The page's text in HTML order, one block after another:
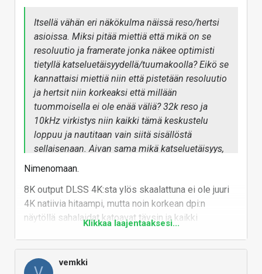
Itsellä vähän eri näkökulma näissä reso/hertsi
asioissa. Miksi pitää miettiä että mikä on se
resoluutio ja framerate jonka näkee optimisti
tietyllä katseluetäisyydellä/tuumakoolla? Eikö se
kannattaisi miettiä niin että pistetään resoluutio
ja hertsit niin korkeaksi että millään
tuommoisella ei ole enää väliä? 32k reso ja
10kHz virkistys niin kaikki tämä keskustelu
loppuu ja nautitaan vain siitä sisällöstä
sellaisenaan. Aivan sama mikä katseluetäisyys,
niin tarkasti ja juuri niin nopeasti kuin on tarvis
tai on tarkoitettu.
Nimenomaan.
8K output DLSS 4K:sta ylös skaalattuna ei ole juuri
4K natiivia hitaampi, mutta noin korkean dpi:n
näytöllä sahalaidat katoavat täysin ja kaikki
pikselitason skaalausvirheetkin katoavat varmasti
Toki on jotain uusia pelejä jotka eivät pyöri edes
Klikkaa laajentaaksesi...
vemkki